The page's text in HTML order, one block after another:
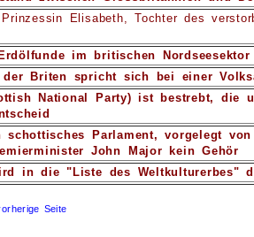
Elisabeth, Tochter des
im britischen
der Briten spricht sich bei einer
National Party) ist bestrebt, die
schottisches Parlament, vorgelegt
John Major kein Gehör
in die "Liste des Weltkulturerbes"
Seite